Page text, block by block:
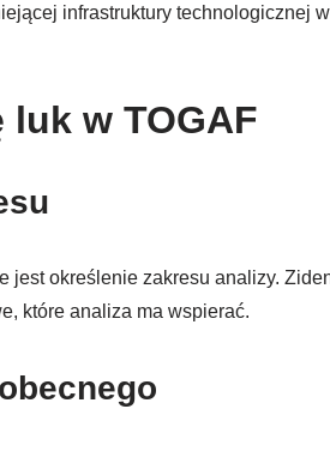
infrastruktury technologicznej
w TOGAF
jest określenie zakresu analizy.
które analiza ma wspierać.